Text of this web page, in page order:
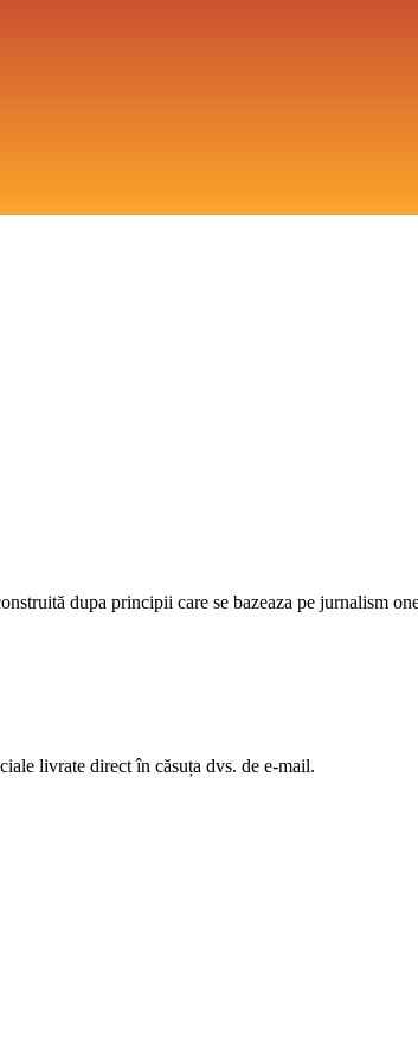
dupa principii care se bazeaza pe jurnalism
livrate direct în căsuța dvs. de e-mail.